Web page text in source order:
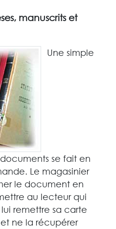
manuscrits et
Une simple
se fait en
Le magasinier
le document en
au lecteur qui
remettre sa carte
ne la récupérer